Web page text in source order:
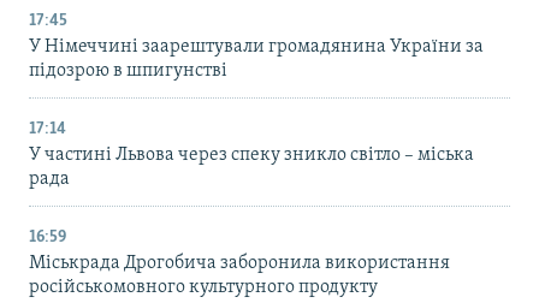
17:45
У Німеччині заарештували громадянина України за
підозрою в шпигунстві
17:14
У частині Львова через спеку зникло світло – міська
рада
16:59
Міськрада Дрогобича заборонила використання
російськомовного культурного продукту